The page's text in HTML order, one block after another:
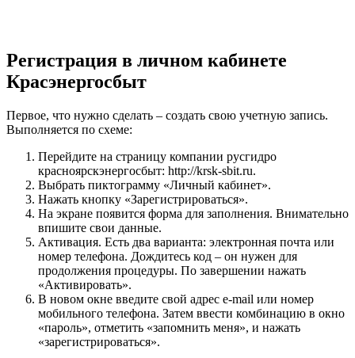
Регистрация в личном кабинете
Красэнергосбыт
Первое, что нужно сделать – создать свою учетную запись.
Выполняется по схеме:
Перейдите на страницу компании русгидро
красноярскэнергосбыт: http://krsk-sbit.ru.
Выбрать пиктограмму «Личный кабинет».
Нажать кнопку «Зарегистрироваться».
На экране появится форма для заполнения. Внимательно
впишите свои данные.
Активация. Есть два варианта: электронная почта или
номер телефона. Дождитесь код – он нужен для
продолжения процедуры. По завершении нажать
«Активировать».
В новом окне введите свой адрес e-mail или номер
мобильного телефона. Затем ввести комбинацию в окно
«пароль», отметить «запомнить меня», и нажать
«зарегистрироваться».